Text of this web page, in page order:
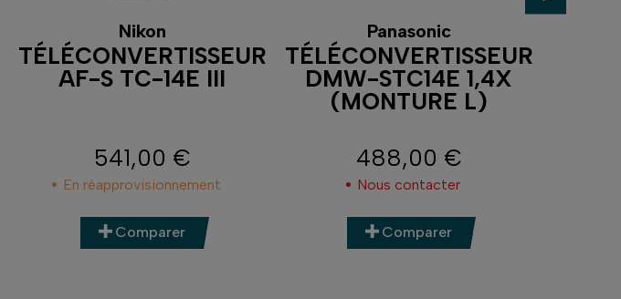
Nikon
TÉLÉCONVERTISSEUR
AF-S TC-14E III
Prix
541,00 €
En réapprovisionnement
Comparer
Panasonic
TÉLÉCONVERTISSEUR
DMW-STC14E 1,4X
(MONTURE L)
Prix
488,00 €
Nous contacter
Comparer